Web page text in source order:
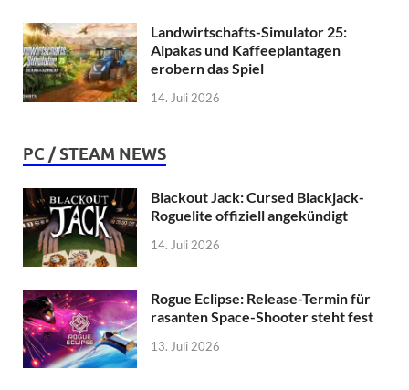
Landwirtschafts-Simulator 25:
Alpakas und Kaffeeplantagen
erobern das Spiel
14. Juli 2026
PC / STEAM NEWS
Blackout Jack: Cursed Blackjack-
Roguelite offiziell angekündigt
14. Juli 2026
Rogue Eclipse: Release-Termin für
rasanten Space-Shooter steht fest
13. Juli 2026